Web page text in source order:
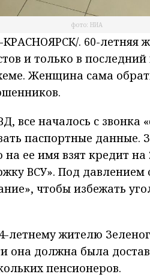
фото: НИА
. 60-летняя
и только в
Женщина сама
все началось с звонка
паспортные данные.
ее имя взят кредит
ВСУ». Под
чтобы избежать
летнему жителю
она должна была
пенсионеров.